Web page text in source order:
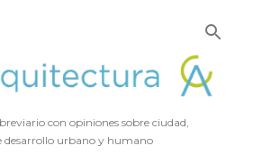
con opiniones sobre ciudad,
desarrollo urbano y humano